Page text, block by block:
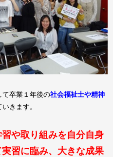
て卒業１年後の社会福祉士や精神
いきます。
や取り組みを自分自身
習に臨み、大きな成果